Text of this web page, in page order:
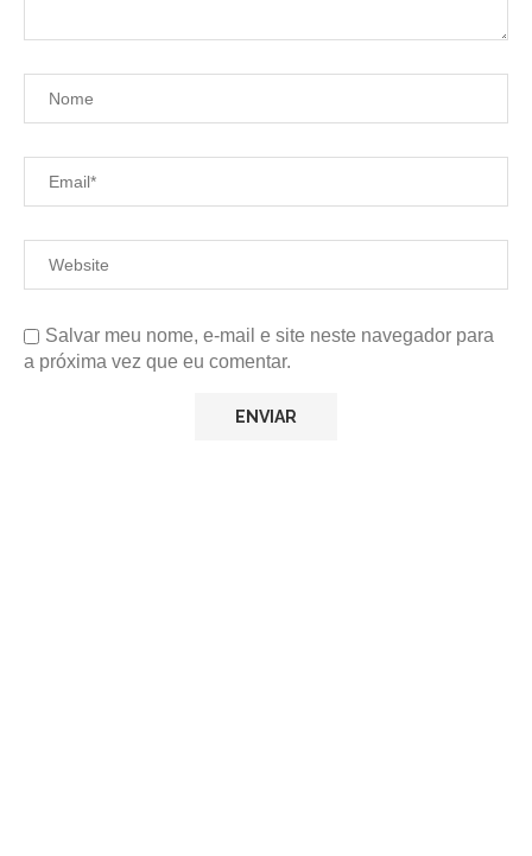
Salvar meu nome, e-mail e site neste navegador para
a próxima vez que eu comentar.